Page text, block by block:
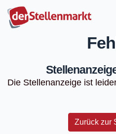
Die Stellenanzeige ist
Zurück zur